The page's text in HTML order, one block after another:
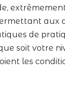
aux
de
soit votre
les